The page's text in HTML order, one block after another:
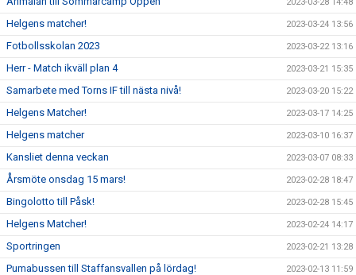
Helgens matcher! 2023-03-24 13:56
Fotbollsskolan 2023 2023-03-22 13:16
Herr - Match ikväll plan 4 2023-03-21 15:35
Samarbete med Torns IF till nästa nivå! 2023-03-20 15:22
Helgens Matcher! 2023-03-17 14:25
Helgens matcher 2023-03-10 16:37
Kansliet denna veckan 2023-03-07 08:33
Årsmöte onsdag 15 mars! 2023-02-28 18:47
Bingolotto till Påsk! 2023-02-28 15:45
Helgens Matcher! 2023-02-24 14:17
Sportringen 2023-02-21 13:28
Pumabussen till Staffansvallen på lördag! 2023-02-13 11:59